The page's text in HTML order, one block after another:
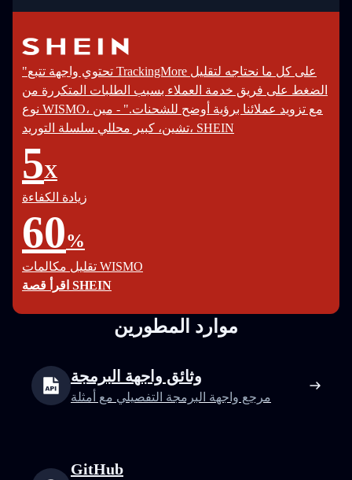
"تحتوي واجهة تتبع TrackingMore على كل ما نحتاجه لتقليل
الضغط على فريق خدمة العملاء بسبب الطلبات المتكررة من
نوع WISMO، مع تزويد عملائنا برؤية أوضح للشحنات." - مين
تشين، كبير محللي سلسلة التوريد، SHEIN
5X
زيادة الكفاءة
60%
تقليل مكالمات WISMO
اقرأ قصة SHEIN
موارد المطورين
وثائق واجهة البرمجة
مرجع واجهة البرمجة التفصيلي مع أمثلة
GitHub